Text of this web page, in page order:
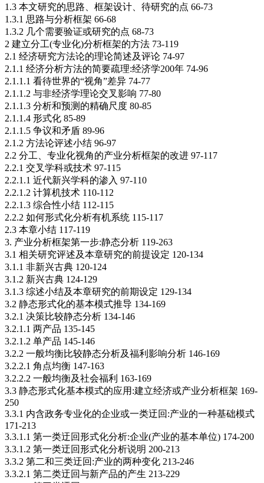
1.3 本文研究的思路、框架设计、待研究的点 66-73
1.3.1 思路与分析框架 66-68
1.3.2 几个需要验证或研究的点 68-73
2 建立分工(专业化)分析框架的方法 73-119
2.1 经济研究方法论的理论简述及评论 74-97
2.1.1 经济分析方法的简要疏理:经济学200年 74-96
2.1.1.1 看待世界的“视角”差异 74-77
2.1.1.2 与非经济学理论交叉影响 77-80
2.1.1.3 分析和预测的精确尺度 80-85
2.1.1.4 形式化 85-89
2.1.1.5 争议和矛盾 89-96
2.1.2 方法论评述小结 96-97
2.2 分工、专业化视角的产业分析框架的改进 97-117
2.2.1 交叉学科或技术 97-115
2.2.1.1 近代新兴学科的渗入 97-110
2.2.1.2 计算机技术 110-112
2.2.1.3 综合性小结 112-115
2.2.2 如何形式化分析有机系统 115-117
2.3 本章小结 117-119
3. 产业分析框架第一步:静态分析 119-263
3.1 相关研究评述及本章研究的前提设定 120-134
3.1.1 非新兴古典 120-124
3.1.2 新兴古典 124-129
3.1.3 综述小结及本章研究的前期设定 129-134
3.2 静态形式化的基本模式推导 134-169
3.2.1 决策比较静态分析 134-146
3.2.1.1 两产品 135-145
3.2.1.2 单产品 145-146
3.2.2 一般均衡比较静态分析及福利影响分析 146-169
3.2.2.1 角点均衡 147-163
3.2.2.2 一般均衡及社会福利 163-169
3.3 静态形式化基本模式的应用:建立经济或产业分析框架 169-
250
3.3.1 内含政务专业化的企业或一类迂回:产业的一种基础模式
171-213
3.3.1.1 第一类迂回形式化分析:企业(产业的基本单位) 174-200
3.3.1.2 第一类迂回形式化分析说明 200-213
3.3.2 第二和三类迂回:产业的两种变化 213-246
3.3.2.1 第二类迂回与新产品的产生 213-229